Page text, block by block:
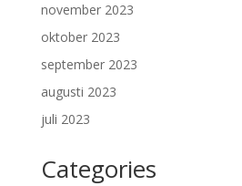
november 2023
oktober 2023
september 2023
augusti 2023
juli 2023
Categories